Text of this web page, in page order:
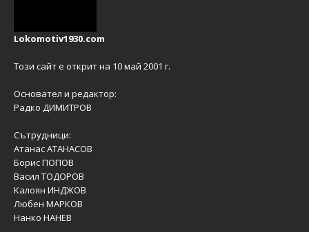
Lokomotiv1930.com
Този сайт е открит на 10 май 2001 г.
Основател и редактор:
Радко ДИМИТРОВ
Сътрудници:
Атанас АТАНАСОВ
Борис ПОПОВ
Васил ТОДОРОВ
Калоян ИНДЖОВ
Любен МАРКОВ
Нанко НАНЕВ